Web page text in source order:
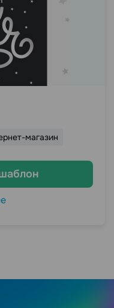
магазин